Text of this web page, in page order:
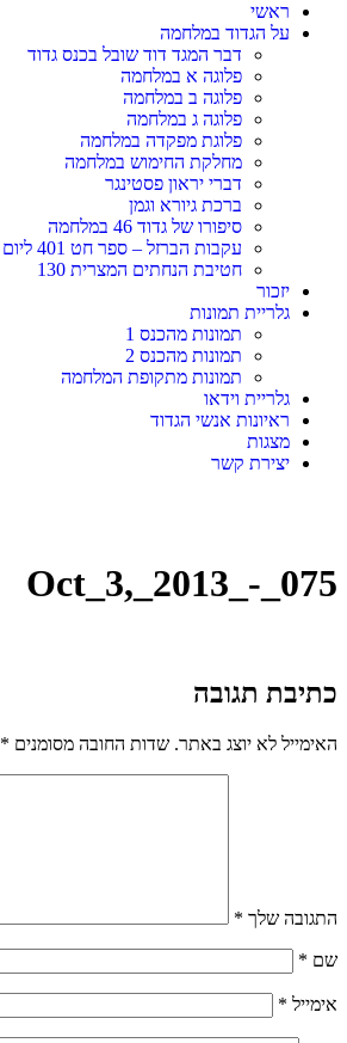
ראשי
על הגדוד במלחמה
דבר המגד דוד שובל בכנס גדוד
פלוגה א במלחמה
פלוגה ב במלחמה
פלוגה ג במלחמה
פלוגת מפקדה במלחמה
מחלקת החימוש במלחמה
דברי יראון פסטינגר
ברכת גיורא וגמן
סיפורו של גדוד 46 במלחמה
עקבות הברזל – ספר חט 401 ליום כיפור
חטיבת הנחתים המצרית 130
יזכור
גלריית תמונות
תמונות מהכנס 1
תמונות מהכנס 2
תמונות מתקופת המלחמה
גלריית וידאו
ראיונות אנשי הגדוד
מצגות
יצירת קשר
Oct_3,_2013_-_075
כתיבת תגובה
האימייל לא יוצג באתר. שדות החובה מסומנים *
התגובה שלך *
שם *
אימייל *